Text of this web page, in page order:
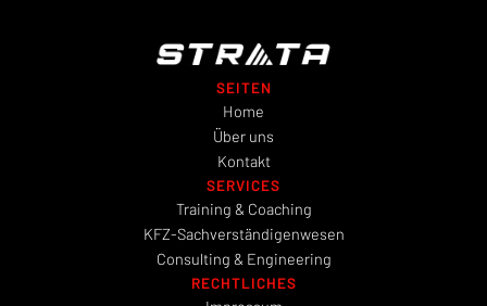
SEITEN
Home
Über uns
Kontakt
SERVICES
Training & Coaching
KFZ-Sachverständigenwesen
Consulting & Engineering
RECHTLICHES